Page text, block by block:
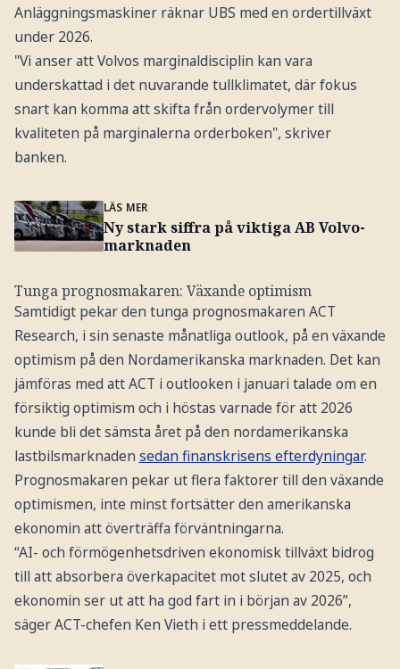
Anläggningsmaskiner räknar UBS med en ordertillväxt
under 2026.
"Vi anser att Volvos marginaldisciplin kan vara
underskattad i det nuvarande tullklimatet, där fokus
snart kan komma att skifta från ordervolymer till
kvaliteten på marginalerna ­orderboken", skriver
banken.
LÄS MER
Ny stark siffra på viktiga AB Volvo-
marknaden
Tunga prognosmakaren: Växande optimism
Samtidigt pekar den tunga prognosmakaren ACT
Research, i sin senaste månatliga outlook, på en växande
optimism på den Nordamerikanska marknaden. Det kan
jämföras med att ACT i outlooken i januari talade om en
försiktig optimism och i höstas varnade för att 2026
kunde bli det sämsta året på den nordamerikanska
lastbilsmarknaden sedan finanskrisens efterdyningar.
Prognosmakaren pekar ut flera faktorer till den växande
optimismen, inte minst fortsätter den amerikanska
ekonomin att överträffa förväntningarna.
“AI- och förmögenhetsdriven ekonomisk tillväxt bidrog
till att absorbera överkapacitet mot slutet av 2025, och
ekonomin ser ut att ha god fart in i början av 2026”,
säger ACT-chefen Ken Vieth i ett pressmeddelande.